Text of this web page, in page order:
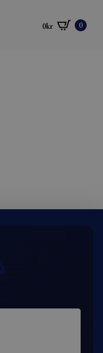
0kr 0